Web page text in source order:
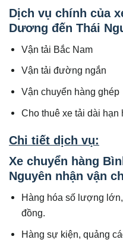
Dịch vụ chính của
Dương đến Thái
Vận tải Bắc Nam
Vận tải đường ngắn
Vận chuyển hàng ghép
Cho thuê xe tải dài hạn
Chi tiết dịch vụ:
Xe chuyển hàng
Nguyên nhận vận
Hàng hóa số lượng
đồng.
Hàng sự kiện, quảng